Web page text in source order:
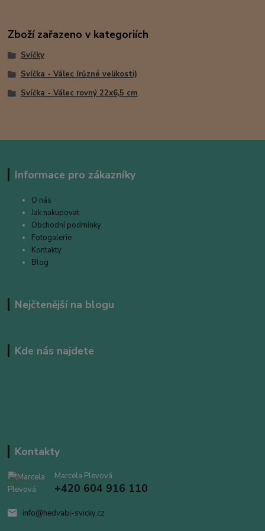
Zboží zařazeno v kategoriích
Svíčky
Svíčka - Válec (různé velikosti)
Svíčka - Válec rovný 22x6,5 cm
Informace pro zákazníky
O nás
Jak nakupovat
Obchodní podmínky
Fotogalerie
Kontakty
Blog
Nejčtenější na blogu
Kde nás najdete
Kontakty
Marcela Plevová
+420 604 916 110
info@hedvabi-svicky.cz